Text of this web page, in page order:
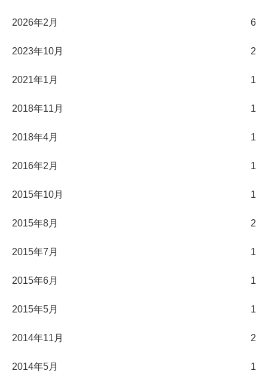
2026年2月 6
2023年10月 2
2021年1月 1
2018年11月 1
2018年4月 1
2016年2月 1
2015年10月 1
2015年8月 2
2015年7月 1
2015年6月 1
2015年5月 1
2014年11月 2
2014年5月 1